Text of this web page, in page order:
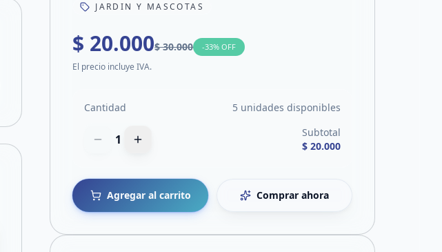
JARDIN Y MASCOTAS
$ 20.000$ 30.000 -33% OFF
El precio incluye IVA.
Cantidad 5 unidades disponibles
1
Subtotal
$ 20.000
Agregar al carrito Comprar ahora